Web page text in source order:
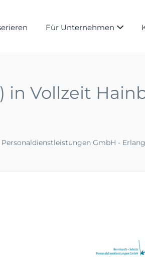
Für Unternehmen
in Vollzeit
GmbH -